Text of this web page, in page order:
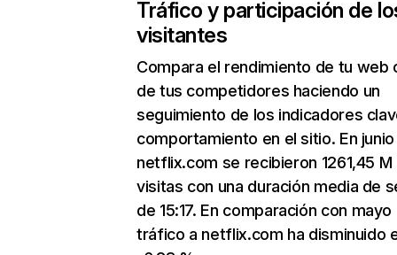
Tráfico y participación de
visitantes
Compara el rendimiento de tu web
de tus competidores haciendo un
seguimiento de los indicadores
comportamiento en el sitio. En junio
netflix.com se recibieron 1261,45 M
visitas con una duración media de
de 15:17. En comparación con mayo
tráfico a netflix.com ha disminuido